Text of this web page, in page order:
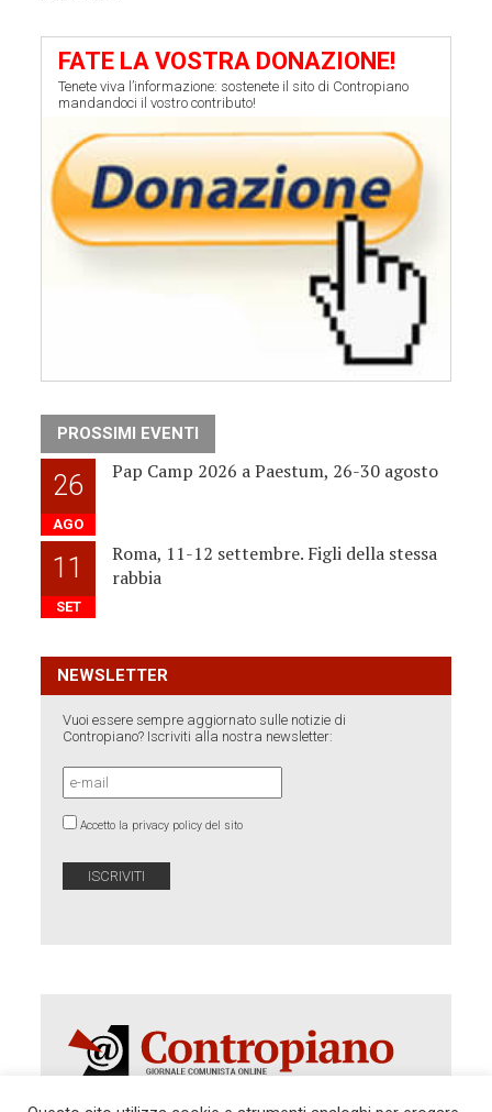
FATE LA VOSTRA DONAZIONE!
Tenete viva l’informazione: sostenete il sito di Contropiano
mandandoci il vostro contributo!
PROSSIMI EVENTI
26
AGO
Pap Camp 2026 a Paestum, 26-30 agosto
11
SET
Roma, 11-12 settembre. Figli della stessa
rabbia
NEWSLETTER
Vuoi essere sempre aggiornato sulle notizie di
Contropiano? Iscriviti alla nostra newsletter:
Accetto la privacy policy del sito